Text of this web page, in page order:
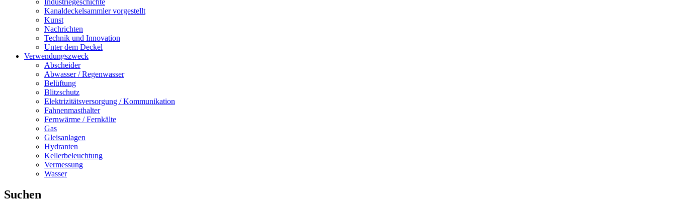
Kanaldeckelsammler vorgestellt
Kunst
Nachrichten
Technik und Innovation
Unter dem Deckel
Verwendungszweck
Abscheider
Abwasser / Regenwasser
Belüftung
Blitzschutz
Elektrizitätsversorgung / Kommunikation
Fahnenmasthalter
Fernwärme / Fernkälte
Gas
Gleisanlagen
Hydranten
Kellerbeleuchtung
Vermessung
Wasser
Suchen